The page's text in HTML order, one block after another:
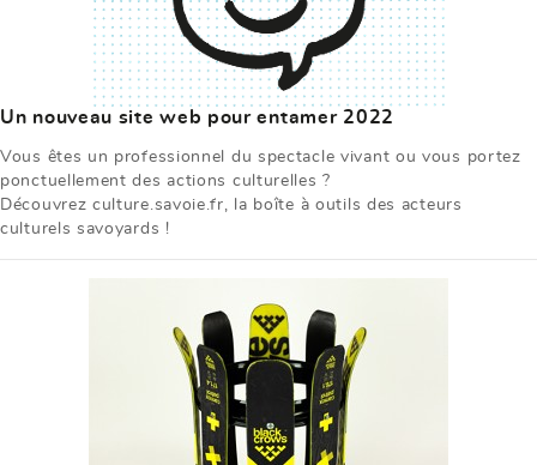
Un nouveau site web pour entamer 2022
Vous êtes un professionnel du spectacle vivant ou vous portez
ponctuellement des actions culturelles ?
Découvrez culture.savoie.fr, la boîte à outils des acteurs
culturels savoyards !